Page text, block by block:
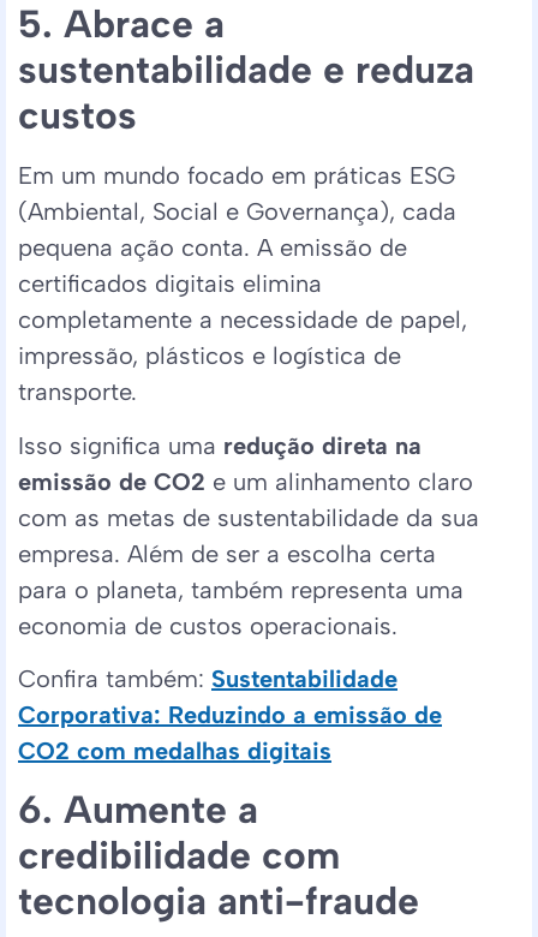
5. Abrace a
sustentabilidade e reduza
custos
Em um mundo focado em práticas ESG
(Ambiental, Social e Governança), cada
pequena ação conta. A emissão de
certificados digitais elimina
completamente a necessidade de papel,
impressão, plásticos e logística de
transporte.
Isso significa uma redução direta na
emissão de CO2 e um alinhamento claro
com as metas de sustentabilidade da sua
empresa. Além de ser a escolha certa
para o planeta, também representa uma
economia de custos operacionais.
Confira também: Sustentabilidade
Corporativa: Reduzindo a emissão de
CO2 com medalhas digitais​
6. Aumente a
credibilidade com
tecnologia anti-fraude